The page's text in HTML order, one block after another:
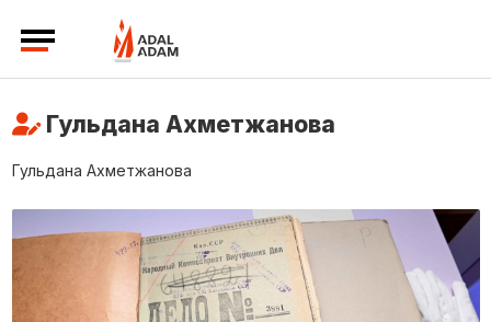
Гульдана Ахметжанова
Гульдана Ахметжанова